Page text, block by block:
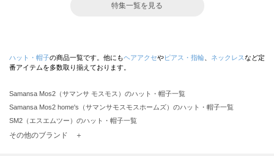
特集一覧を見る
ハット・帽子の商品一覧です。他にもヘアアクセやピアス・指輪 ネックレスなど定
番アイテムを多数取り揃えております。
Samansa Mos2（サマンサ モスモス）のハット・帽子一覧
Samansa Mos2 home's（サマンサモスモスホームズ）のハット・帽子一覧
SM2（エスエムツー）のハット・帽子一覧
TSUHARU by Samansa Mos2（ツハルバイサマンサモスモス）のハット・帽子一覧
その他のブランド ＋